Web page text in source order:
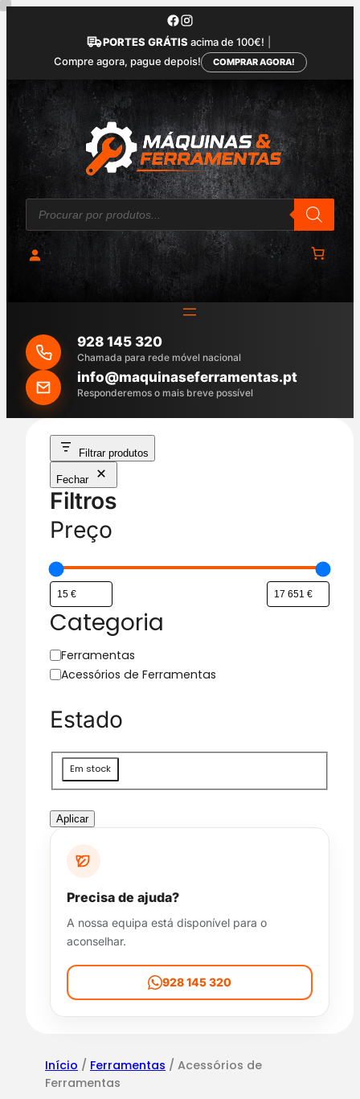
Saltar
conteúdo
PORTES GRÁTIS acima de 100€!
Compre agora, pague depois!
COMPRAR AGORA!
P
o
u
r
c
h
928 145 320
Chamada para rede móvel nacional
info@maquinaseferramentas.pt
Responderemos o mais breve possível
Filtrar produtos
Fechar
Filtros
Preço
Categoria
C
a
e
g
a
Ferramentas
Acessórios de Ferramentas
Estado
i
p
b
a
d
e
Em stock
Aplicar
Precisa de ajuda?
A nossa equipa está disponível para o
aconselhar.
928 145 320
Início / Ferramentas / Acessórios de
Ferramentas